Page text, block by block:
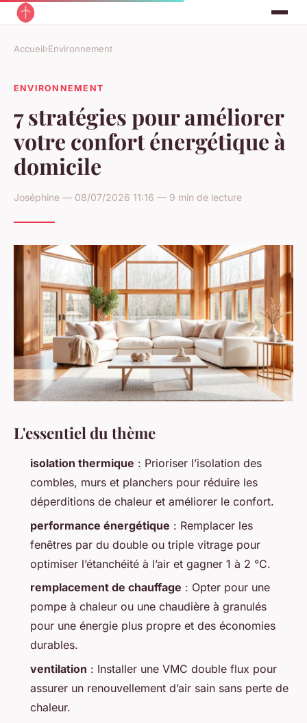
Accueil›Environnement
ENVIRONNEMENT
7 stratégies pour améliorer
votre confort énergétique à
domicile
Joséphine — 08/07/2026 11:16 — 9 min de lecture
L'essentiel du thème
isolation thermique : Prioriser l’isolation des
combles, murs et planchers pour réduire les
déperditions de chaleur et améliorer le confort.
performance énergétique : Remplacer les
fenêtres par du double ou triple vitrage pour
optimiser l’étanchéité à l’air et gagner 1 à 2 °C.
remplacement de chauffage : Opter pour une
pompe à chaleur ou une chaudière à granulés
pour une énergie plus propre et des économies
durables.
ventilation : Installer une VMC double flux pour
assurer un renouvellement d’air sain sans perte de
chaleur.